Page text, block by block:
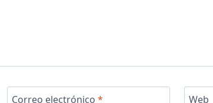
Correo electrónico * Web